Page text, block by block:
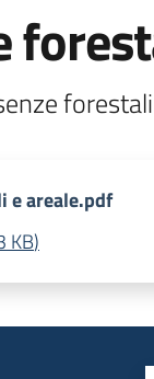
e areale.pdf
KB)